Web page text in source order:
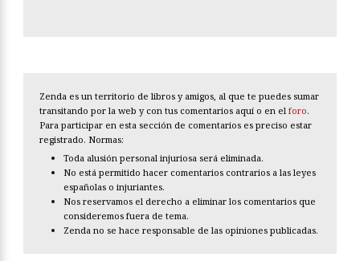
Zenda es un territorio de libros y amigos, al que te puedes sumar
transitando por la web y con tus comentarios aquí o en el foro.
Para participar en esta sección de comentarios es preciso estar
registrado. Normas:
Toda alusión personal injuriosa será eliminada.
No está permitido hacer comentarios contrarios a las leyes
españolas o injuriantes.
Nos reservamos el derecho a eliminar los comentarios que
consideremos fuera de tema.
Zenda no se hace responsable de las opiniones publicadas.